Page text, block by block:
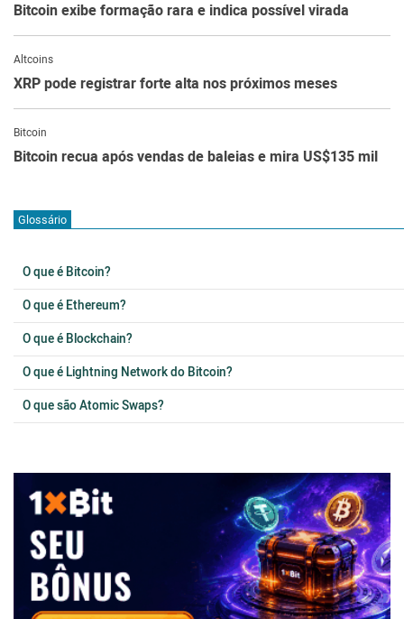
Bitcoin exibe formação rara e indica possível virada
Altcoins
XRP pode registrar forte alta nos próximos meses
Bitcoin
Bitcoin recua após vendas de baleias e mira US$135 mil
Glossário
O que é Bitcoin?
O que é Ethereum?
O que é Blockchain?
O que é Lightning Network do Bitcoin?
O que são Atomic Swaps?